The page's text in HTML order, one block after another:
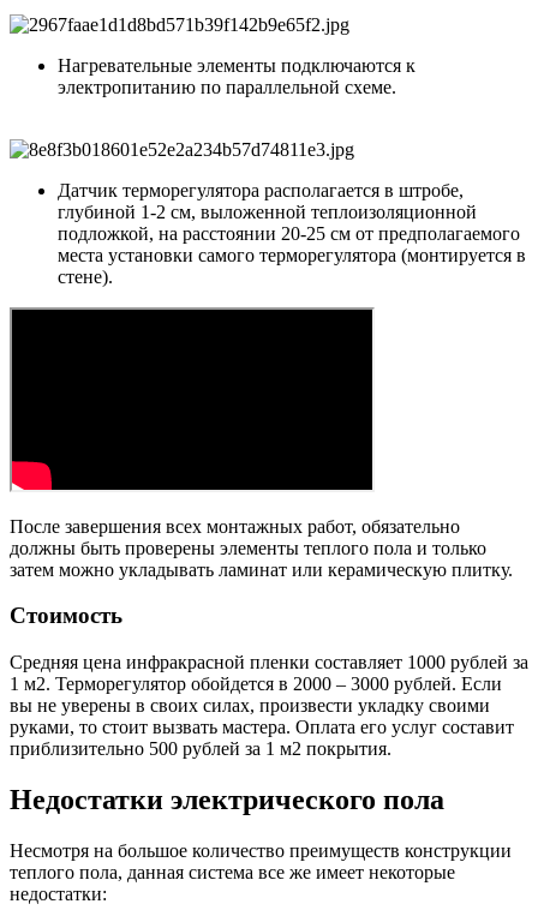
Нагревательные элементы подключаются к
электропитанию по параллельной схеме.
Датчик терморегулятора располагается в штробе,
глубиной 1-2 см, выложенной теплоизоляционной
подложкой, на расстоянии 20-25 см от предполагаемого
места установки самого терморегулятора (монтируется в
стене).
После завершения всех монтажных работ, обязательно
должны быть проверены элементы теплого пола и только
затем можно укладывать ламинат или керамическую плитку.
Стоимость
Средняя цена инфракрасной пленки составляет 1000 рублей за
1 м2. Терморегулятор обойдется в 2000 – 3000 рублей. Если
вы не уверены в своих силах, произвести укладку своими
руками, то стоит вызвать мастера. Оплата его услуг составит
приблизительно 500 рублей за 1 м2 покрытия.
Недостатки электрического пола
Несмотря на большое количество преимуществ конструкции
теплого пола, данная система все же имеет некоторые
недостатки: